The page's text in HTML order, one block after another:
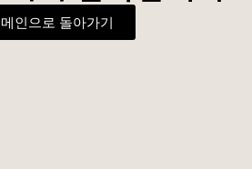
메인으로 돌아가기